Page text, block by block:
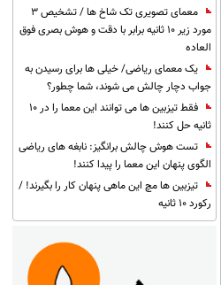
معمای تصویری تک شاخ ها / تشخیص 3
مورد زیر 10 ثانیه برابر با دقت و هوش بصری فوق
العاده
یک معمای ریاضی/ خیلی ها برای رسیدن به
جواب دچار چالش می شوند، شما چطور؟
فقط تیزبین ها می توانند این معما را در 10
ثانیه حل کنند!
تست هوش چالش برانگیز: نابغه های ریاضی
الگوی پنهان این معما را پیدا کنند!
تیزبین ها مچ این ماهی پنهان کار را بگیرند! /
رکورد 10 ثانیه